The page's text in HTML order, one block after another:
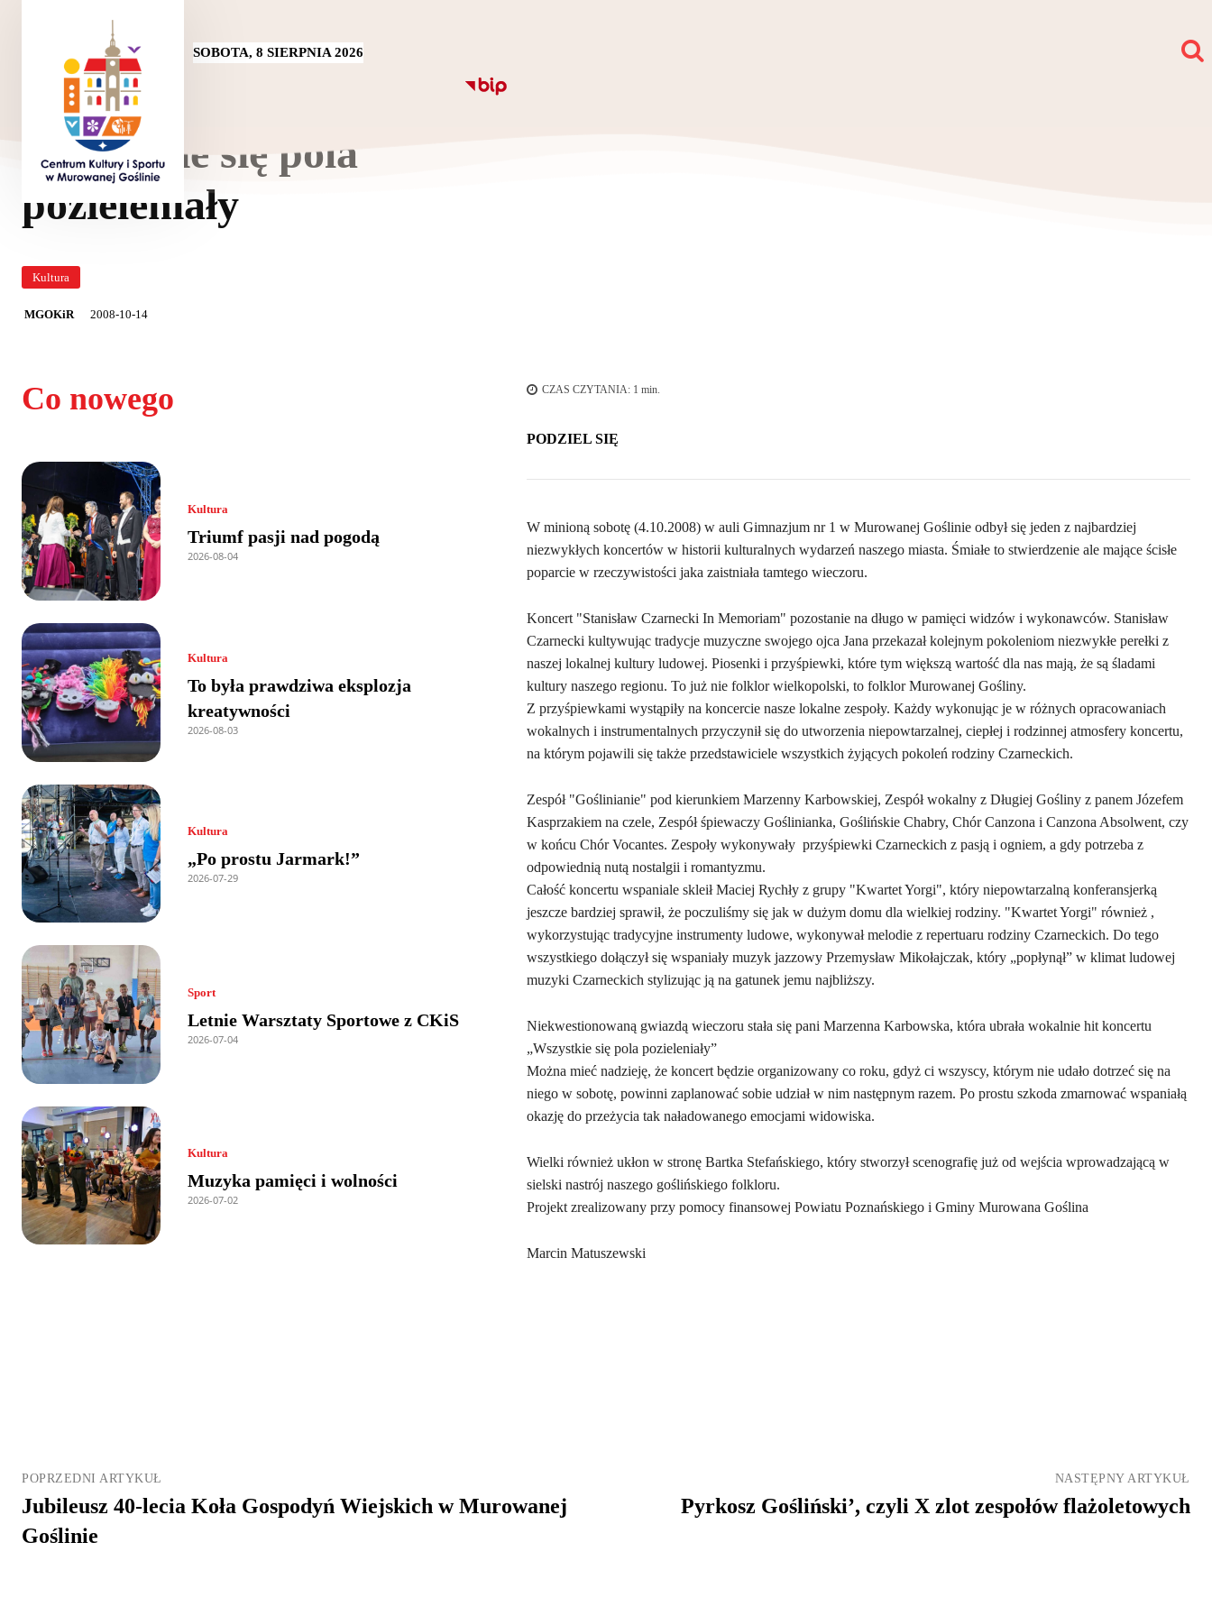
SOBOTA, 8 SIERPNIA 2026
Wszystkie się pola
pozieleniały
Kultura
MGOKiR 2008-10-14
Co nowego
Kultura
Triumf pasji nad pogodą
2026-08-04
Kultura
To była prawdziwa eksplozja
kreatywności
2026-08-03
Kultura
„Po prostu Jarmark!”
2026-07-29
Sport
Letnie Warsztaty Sportowe z CKiS
2026-07-04
Kultura
Muzyka pamięci i wolności
2026-07-02
CZAS CZYTANIA: 1 min.
PODZIEL SIĘ
W minioną sobotę (4.10.2008) w auli Gimnazjum nr 1 w Murowanej Goślinie odbył się jeden z najbardziej
niezwykłych koncertów w historii kulturalnych wydarzeń naszego miasta. Śmiałe to stwierdzenie ale mające ścisłe
poparcie w rzeczywistości jaka zaistniała tamtego wieczoru.
Koncert "Stanisław Czarnecki In Memoriam" pozostanie na długo w pamięci widzów i wykonawców. Stanisław
Czarnecki kultywując tradycje muzyczne swojego ojca Jana przekazał kolejnym pokoleniom niezwykłe perełki z
naszej lokalnej kultury ludowej. Piosenki i przyśpiewki, które tym większą wartość dla nas mają, że są śladami
kultury naszego regionu. To już nie folklor wielkopolski, to folklor Murowanej Gośliny.
Z przyśpiewkami wystąpiły na koncercie nasze lokalne zespoły. Każdy wykonując je w różnych opracowaniach
wokalnych i instrumentalnych przyczynił się do utworzenia niepowtarzalnej, ciepłej i rodzinnej atmosfery koncertu,
na którym pojawili się także przedstawiciele wszystkich żyjących pokoleń rodziny Czarneckich.
Zespół "Goślinianie" pod kierunkiem Marzenny Karbowskiej, Zespół wokalny z Długiej Gośliny z panem Józefem
Kasprzakiem na czele, Zespół śpiewaczy Goślinianka, Goślińskie Chabry, Chór Canzona i Canzona Absolwent, czy
w końcu Chór Vocantes. Zespoły wykonywały przyśpiewki Czarneckich z pasją i ogniem, a gdy potrzeba z
odpowiednią nutą nostalgii i romantyzmu.
Całość koncertu wspaniale skleił Maciej Rychły z grupy "Kwartet Yorgi", który niepowtarzalną konferansjerką
jeszcze bardziej sprawił, że poczuliśmy się jak w dużym domu dla wielkiej rodziny. "Kwartet Yorgi" również ,
wykorzystując tradycyjne instrumenty ludowe, wykonywał melodie z repertuaru rodziny Czarneckich. Do tego
wszystkiego dołączył się wspaniały muzyk jazzowy Przemysław Mikołajczak, który „popłynął” w klimat ludowej
muzyki Czarneckich stylizując ją na gatunek jemu najbliższy.
Niekwestionowaną gwiazdą wieczoru stała się pani Marzenna Karbowska, która ubrała wokalnie hit koncertu
„Wszystkie się pola pozieleniały”
Można mieć nadzieję, że koncert będzie organizowany co roku, gdyż ci wszyscy, którym nie udało dotrzeć się na
niego w sobotę, powinni zaplanować sobie udział w nim następnym razem. Po prostu szkoda zmarnować wspaniałą
okazję do przeżycia tak naładowanego emocjami widowiska.
Wielki również ukłon w stronę Bartka Stefańskiego, który stworzył scenografię już od wejścia wprowadzającą w
sielski nastrój naszego goślińskiego folkloru.
Projekt zrealizowany przy pomocy finansowej Powiatu Poznańskiego i Gminy Murowana Goślina
Marcin Matuszewski
POPRZEDNI ARTYKUŁ
Jubileusz 40-lecia Koła Gospodyń Wiejskich w Murowanej
Goślinie
NASTĘPNY ARTYKUŁ
Pyrkosz Gośliński’, czyli X zlot zespołów flażoletowych